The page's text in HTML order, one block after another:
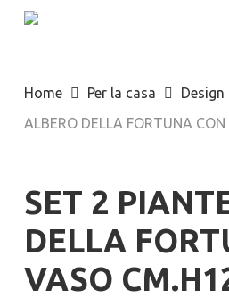
Skip
content
Home Per la casa Design
ALBERO DELLA FORTUNA
SET 2
DELLA
VASO